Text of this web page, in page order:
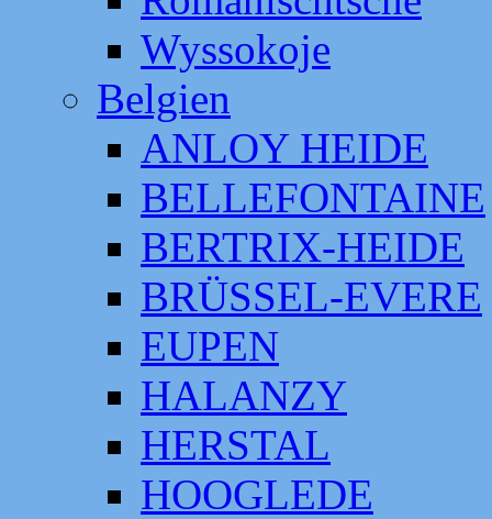
Wyssokoje
Belgien
ANLOY HEIDE
BELLEFONTAINE
BERTRIX-HEIDE
BRÜSSEL-EVERE
EUPEN
HALANZY
HERSTAL
HOOGLEDE